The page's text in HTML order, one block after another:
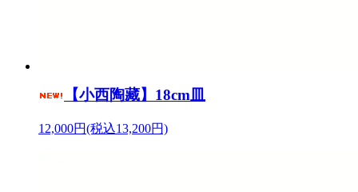
【小西陶藏】18cm皿
12,000円(税込13,200円)